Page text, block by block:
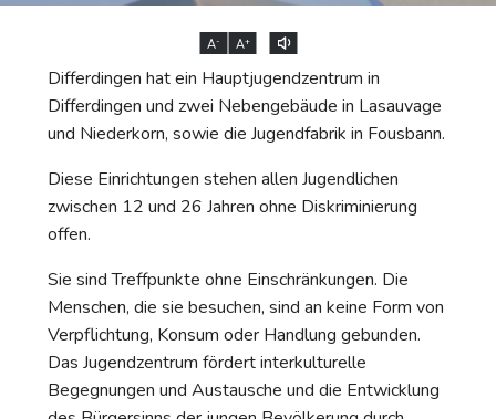
A- A+
Differdingen hat ein Hauptjugendzentrum in
Differdingen und zwei Nebengebäude in Lasauvage
und Niederkorn, sowie die Jugendfabrik in Fousbann.
Diese Einrichtungen stehen allen Jugendlichen
zwischen 12 und 26 Jahren ohne Diskriminierung
offen.
Sie sind Treffpunkte ohne Einschränkungen. Die
Menschen, die sie besuchen, sind an keine Form von
Verpflichtung, Konsum oder Handlung gebunden.
Das Jugendzentrum fördert interkulturelle
Begegnungen und Austausche und die Entwicklung